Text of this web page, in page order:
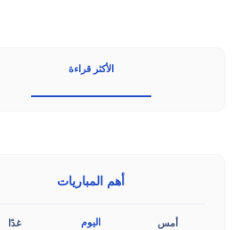
الأكثر قراءة
أهم المباريات
أمس اليوم غدًا